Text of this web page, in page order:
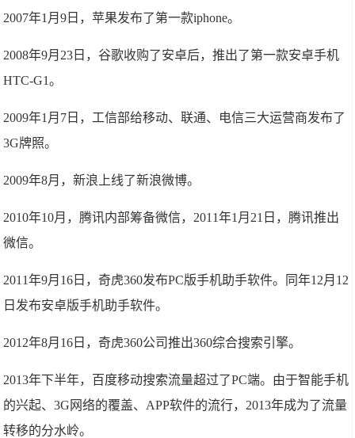
2007年1月9日，苹果发布了第一款iphone。
2008年9月23日，谷歌收购了安卓后，推出了第一款安卓手机
HTC-G1。
2009年1月7日，工信部给移动、联通、电信三大运营商发布了
3G牌照。
2009年8月，新浪上线了新浪微博。
2010年10月，腾讯内部筹备微信，2011年1月21日，腾讯推出
微信。
2011年9月16日，奇虎360发布PC版手机助手软件。同年12月12
日发布安卓版手机助手软件。
2012年8月16日，奇虎360公司推出360综合搜索引擎。
2013年下半年，百度移动搜索流量超过了PC端。由于智能手机
的兴起、3G网络的覆盖、APP软件的流行，2013年成为了流量
转移的分水岭。